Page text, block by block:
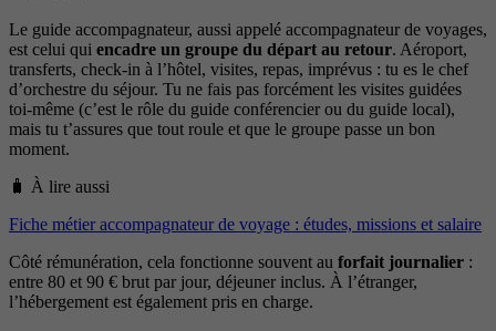
Le guide accompagnateur, aussi appelé accompagnateur de voyages,
est celui qui encadre un groupe du départ au retour. Aéroport,
transferts, check-in à l’hôtel, visites, repas, imprévus : tu es le chef
d’orchestre du séjour. Tu ne fais pas forcément les visites guidées
toi-même (c’est le rôle du guide conférencier ou du guide local),
mais tu t’assures que tout roule et que le groupe passe un bon
moment.
🧳 À lire aussi
Fiche métier accompagnateur de voyage : études, missions et salaire
Côté rémunération, cela fonctionne souvent au forfait journalier :
entre 80 et 90 € brut par jour, déjeuner inclus. À l’étranger,
l’hébergement est également pris en charge.